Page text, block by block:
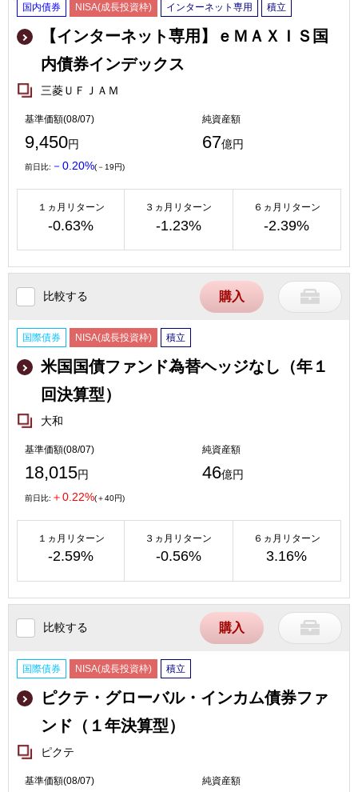
国内債券 NISA(成長投資枠) インターネット専用 積立
【インターネット専用】ｅＭＡＸＩＳ国
内債券インデックス
三菱ＵＦＪＡＭ
基準価額(08/07)
9,450円
純資産額
67億円
前日比: －0.20%(－19円)
１ヵ月リターン
-0.63%
３ヵ月リターン
-1.23%
６ヵ月リターン
-2.39%
比較する 購入
国際債券 NISA(成長投資枠) 積立
米国国債ファンド為替ヘッジなし（年１
回決算型）
大和
基準価額(08/07)
18,015円
純資産額
46億円
前日比: ＋0.22%(＋40円)
１ヵ月リターン
-2.59%
３ヵ月リターン
-0.56%
６ヵ月リターン
3.16%
比較する 購入
国際債券 NISA(成長投資枠) 積立
ピクテ・グローバル・インカム債券ファ
ンド（１年決算型）
ピクテ
基準価額(08/07) 純資産額